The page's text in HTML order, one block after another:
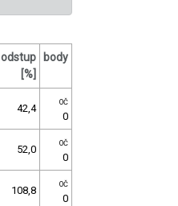
odstup
[%]
body
42,4 OČ
0
52,0 OČ
0
108,8 OČ
0